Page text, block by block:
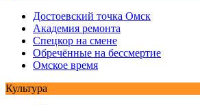
Достоевский точка Омск
Академия ремонта
Спецкор на смене
Обречённые на бессмертие
Омское время
Культура